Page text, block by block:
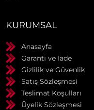
KURUMSAL
Anasayfa
Garanti ve İade
Gizlilik ve Güvenlik
Satış Sözleşmesi
Teslimat Koşulları
Üyelik Sözleşmesi